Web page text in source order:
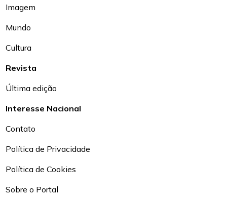
Imagem
Mundo
Cultura
Revista
Última edição
Interesse Nacional
Contato
Política de Privacidade
Política de Cookies
Sobre o Portal